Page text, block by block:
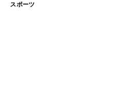
スポーツ